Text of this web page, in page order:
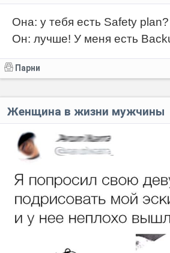
Она: у тебя есть Safety plan?
Он: лучше! У меня есть
Парни
Женщина в жизни мужчины